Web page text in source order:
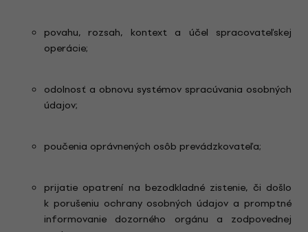
povahu, rozsah, kontext a účel spracovateľskej
operácie;
odolnosť a obnovu systémov spracúvania osobných
údajov;
poučenia oprávnených osôb prevádzkovateľa;
prijatie opatrení na bezodkladné zistenie, či došlo
k porušeniu ochrany osobných údajov a promptné
informovanie dozorného orgánu a zodpovednej